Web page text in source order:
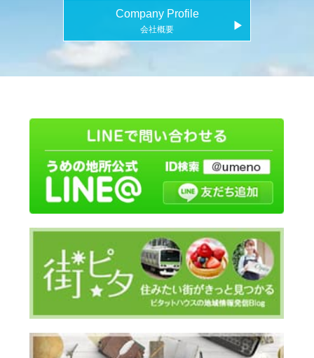
Company Profile
会社概要 ▶